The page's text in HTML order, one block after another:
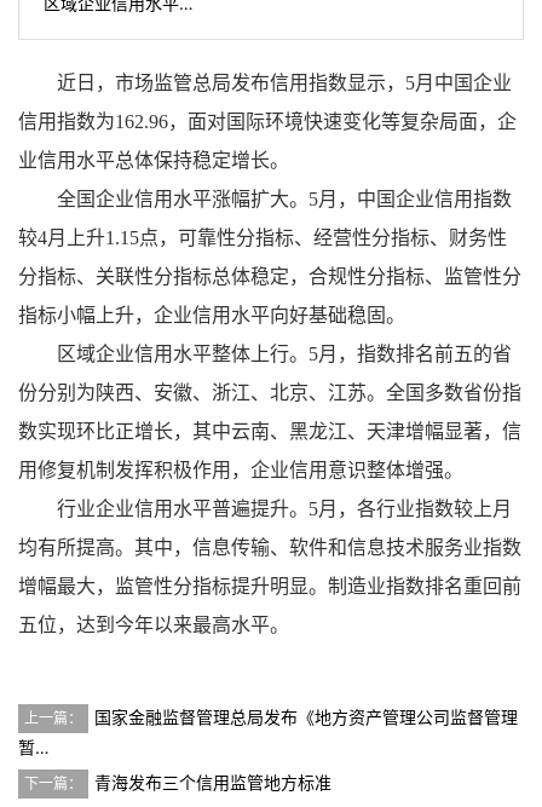
近日，市场监管总局发布信用指数显示，5月中国企业
信用指数为162.96，面对国际环境快速变化等复杂局面，企
业信用水平总体保持稳定增长。
全国企业信用水平涨幅扩大。5月，中国企业信用指数
较4月上升1.15点，可靠性分指标、经营性分指标、财务性
分指标、关联性分指标总体稳定，合规性分指标、监管性分
指标小幅上升，企业信用水平向好基础稳固。
区域企业信用水平整体上行。5月，指数排名前五的省
份分别为陕西、安徽、浙江、北京、江苏。全国多数省份指
数实现环比正增长，其中云南、黑龙江、天津增幅显著，信
用修复机制发挥积极作用，企业信用意识整体增强。
行业企业信用水平普遍提升。5月，各行业指数较上月
均有所提高。其中，信息传输、软件和信息技术服务业指数
增幅最大，监管性分指标提升明显。制造业指数排名重回前
五位，达到今年以来最高水平。
上一篇：
国家金融监督管理总局发布《地方资产管理公司监督管理
暂…
下一篇： 青海发布三个信用监管地方标准